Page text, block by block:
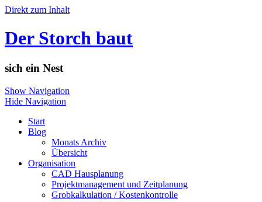
Direkt zum Inhalt
Der Storch baut
sich ein Nest
Show Navigation
Hide Navigation
Start
Blog
Monats Archiv
Übersicht
Organisation
CAD Hausplanung
Projektmanagement und Zeitplanung
Grobkalkulation / Kostenkontrolle